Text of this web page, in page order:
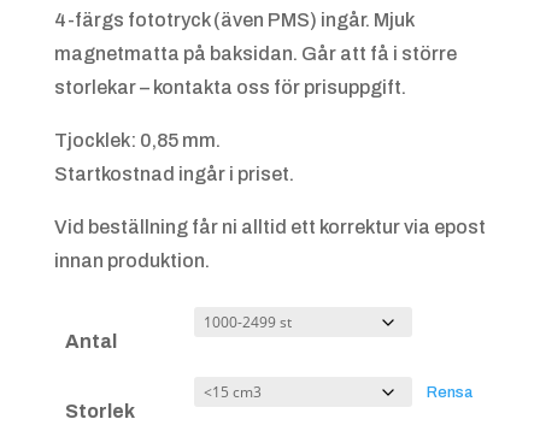
4-färgs fototryck (även PMS) ingår. Mjuk
magnetmatta på baksidan. Går att få i större
storlekar – kontakta oss för prisuppgift.
Tjocklek: 0,85 mm.
Startkostnad ingår i priset.
Vid beställning får ni alltid ett korrektur via epost
innan produktion.
Antal
Storlek
Rensa